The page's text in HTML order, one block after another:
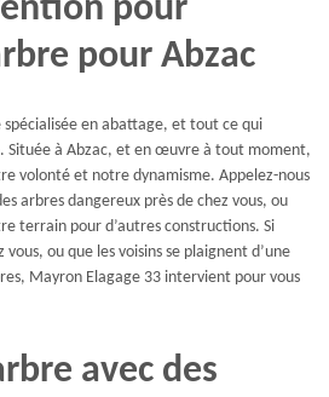
pour
pour Abzac
spécialisée en abattage, et tout ce qui
Située à Abzac, et en œuvre à tout moment,
volonté et notre dynamisme. Appelez-nous
arbres dangereux près de chez vous, ou
terrain pour d’autres constructions. Si
vous, ou que les voisins se plaignent d’une
Mayron Elagage 33 intervient pour vous
avec des